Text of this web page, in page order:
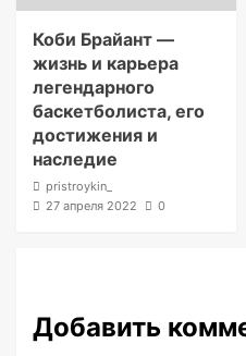
Коби Брайант —
жизнь и карьера
легендарного
баскетболиста, его
достижения и
наследие
pristroykin_
27 апреля 2022
0
Добавить